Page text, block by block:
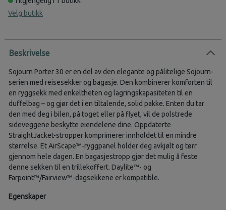
Velg butikk
Beskrivelse
Sojourn Porter 30 er en del av den elegante og pålitelige Sojourn-
serien med reisesekker og bagasje. Den kombinerer komforten til
en ryggsekk med enkeltheten og lagringskapasiteten til en
duffelbag – og gjør det i en tiltalende, solid pakke. Enten du tar
den med deg i bilen, på toget eller på flyet, vil de polstrede
sideveggene beskytte eiendelene dine. Oppdaterte
StraightJacket-stropper komprimerer innholdet til en mindre
størrelse. Et AirScape™-ryggpanel holder deg avkjølt og tørr
gjennom hele dagen. En bagasjestropp gjør det mulig å feste
denne sekken til en trillekoffert. Daylite™- og
Farpoint™/Fairview™-dagsekkene er kompatible.
Egenskaper